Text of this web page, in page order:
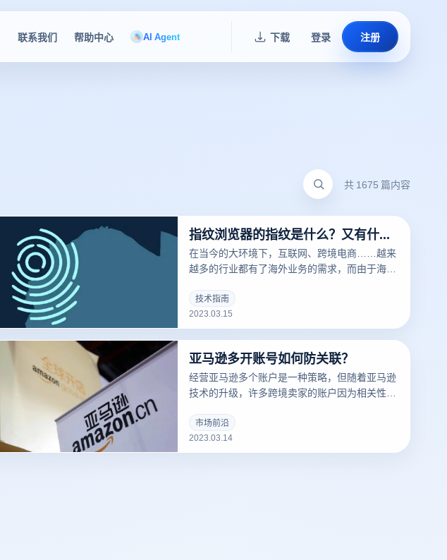
联系我们 帮助中心 AI Agent 下载 登录 注册
共 1675 篇内容
指纹浏览器的指纹是什么？又有什么用？
在当今的大环境下，互联网、跨境电商……越来
越多的行业都有了海外业务的需求，而由于海外
用到不同的IP，这时候便要用到指纹浏览器。要
清楚的了解什么是指纹浏览器之前，我们需要知
道什么是们先来说一下浏览器指纹。听着非常相
技术指南
2023.03.15
亚马逊多开账号如何防关联？
经营亚马逊多个账户是一种策略，但随着亚马逊
技术的升级，许多跨境卖家的账户因为相关性而
如何防止相关性呢？有什么好的防关联方法？
市场前沿
2023.03.14